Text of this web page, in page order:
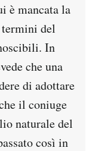
è mancata la
del
In
che una
di adottare
il coniuge
naturale del
così in